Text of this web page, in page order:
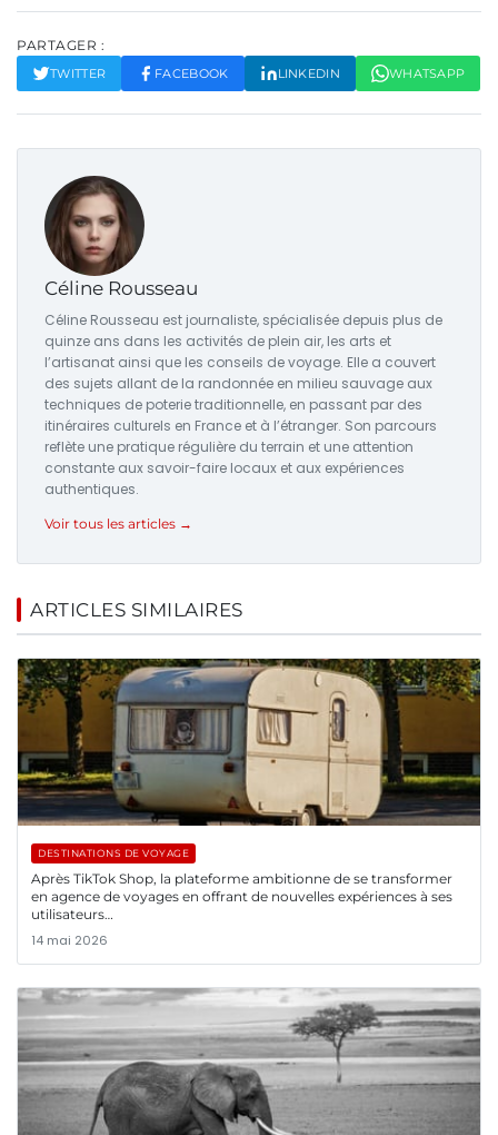
PARTAGER :
TWITTER FACEBOOK LINKEDIN WHATSAPP
Céline Rousseau
Céline Rousseau est journaliste, spécialisée depuis plus de
quinze ans dans les activités de plein air, les arts et
l’artisanat ainsi que les conseils de voyage. Elle a couvert
des sujets allant de la randonnée en milieu sauvage aux
techniques de poterie traditionnelle, en passant par des
itinéraires culturels en France et à l’étranger. Son parcours
reflète une pratique régulière du terrain et une attention
constante aux savoir-faire locaux et aux expériences
authentiques.
Voir tous les articles →
ARTICLES SIMILAIRES
DESTINATIONS DE VOYAGE
Après TikTok Shop, la plateforme ambitionne de se transformer
en agence de voyages en offrant de nouvelles expériences à ses
utilisateurs…
14 mai 2026